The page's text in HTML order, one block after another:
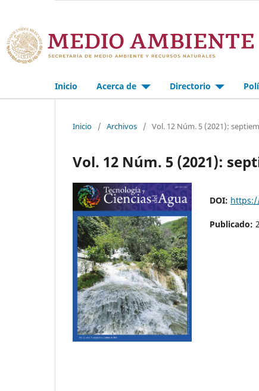
Inicio Acerca de Directorio
Inicio / Archivos / Vol. 12 Núm. 5 (2021):
Vol. 12 Núm. 5 (2021):
DOI:
Publicado: